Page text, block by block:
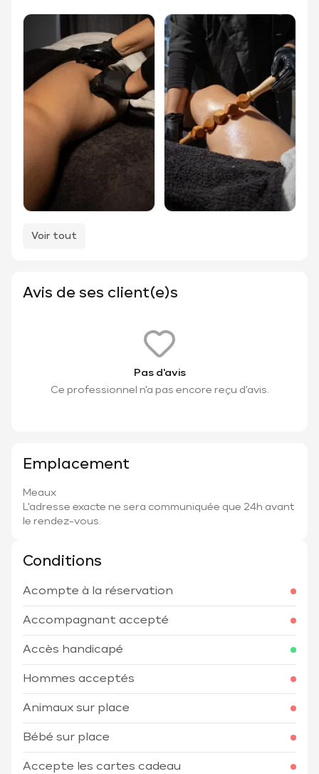
Voir tout
Avis de ses client(e)s
Pas d'avis
Ce professionnel n'a pas encore reçu d'avis.
Emplacement
Meaux
L'adresse exacte ne sera communiquée que 24h avant
le rendez-vous.
Conditions
Acompte à la réservation
Accompagnant accepté
Accès handicapé
Hommes acceptés
Animaux sur place
Bébé sur place
Accepte les cartes cadeau